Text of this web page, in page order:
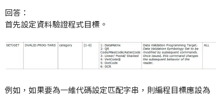
回答：
首先設定資料驗證程式目標 。
例如，如果要為一維代碼設定匹配字串，則編程目標應設為